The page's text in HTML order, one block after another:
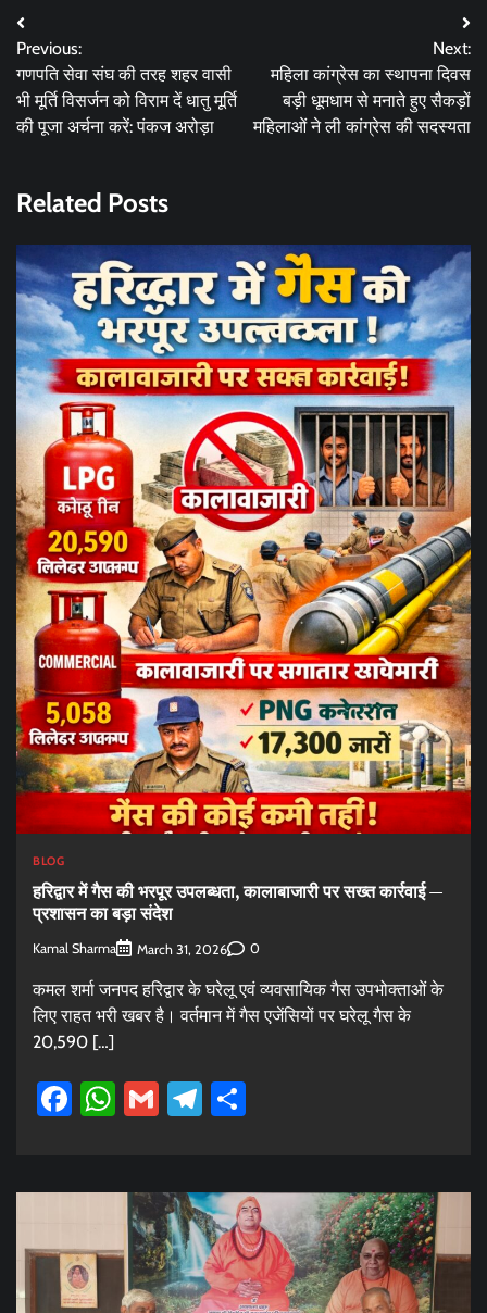
Post
navigation
Previous:
गणपति सेवा संघ की तरह शहर वासी
भी मूर्ति विसर्जन को विराम दें धातु मूर्ति
की पूजा अर्चना करें: पंकज अरोड़ा
Next:
महिला कांग्रेस का स्थापना दिवस
बड़ी धूमधाम से मनाते हुए सैकड़ों
महिलाओं ने ली कांग्रेस की सदस्यता
Related Posts
BLOG
हरिद्वार में गैस की भरपूर उपलब्धता, कालाबाजारी पर सख्त कार्रवाई —
प्रशासन का बड़ा संदेश
Kamal Sharma March 31, 2026 0
कमल शर्मा जनपद हरिद्वार के घरेलू एवं व्यवसायिक गैस उपभोक्ताओं के
लिए राहत भरी खबर है। वर्तमान में गैस एजेंसियों पर घरेलू गैस के
20,590 […]
Facebook
WhatsApp
GmailTelegram